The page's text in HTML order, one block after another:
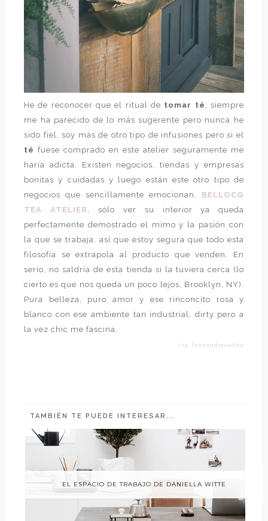
He de reconocer que el ritual de tomar té
, siempre
me ha parecido de lo más sugerente pero nunca he
sido fiel, soy más de otro tipo de infusiones pero si el
té fuese comprado en este atelier seguramente me
haría adicta. Existen negocios, tiendas y empresas
bonitas y cuidadas y luego están este otro tipo de
negocios que sencillamente emocionan. BELLOCQ
TEA ATELIER,
sólo ver su interior ya queda
perfectamente demostrado el mimo y la pasión con
la que se trabaja, así que estoy segura que todo esta
filosofía se extrapola al producto que venden. En
serio, no saldría de esta tienda si la tuviera cerca (lo
cierto es que nos queda un poco lejos, Brooklyn, NY).
Pura belleza, puro amor y ese rinconcito rosa y
blanco con ese ambiente tan industrial, dirty pero a
la vez chic me fascina.
vía: leanandmeadow
TAMBIÉN TE PUEDE INTERESAR...
EL ESPACIO DE TRABAJO DE DANIELLA WITTE